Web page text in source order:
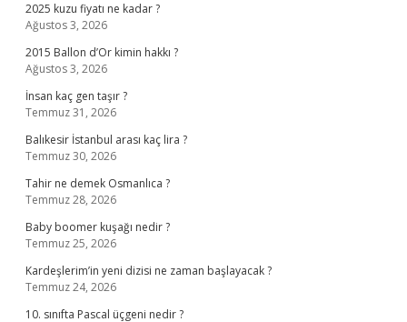
2025 kuzu fiyatı ne kadar ?
Ağustos 3, 2026
2015 Ballon d’Or kimin hakkı ?
Ağustos 3, 2026
İnsan kaç gen taşır ?
Temmuz 31, 2026
Balıkesir İstanbul arası kaç lira ?
Temmuz 30, 2026
Tahir ne demek Osmanlıca ?
Temmuz 28, 2026
Baby boomer kuşağı nedir ?
Temmuz 25, 2026
Kardeşlerim’in yeni dizisi ne zaman başlayacak ?
Temmuz 24, 2026
10. sınıfta Pascal üçgeni nedir ?